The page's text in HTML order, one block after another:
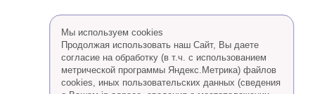
Мы используем cookies
Продолжая использовать наш Сайт, Вы даете
согласие на обработку (в т.ч. с использованием
метрической программы Яндекс.Метрика) файлов
cookies, иных пользовательских данных (сведения